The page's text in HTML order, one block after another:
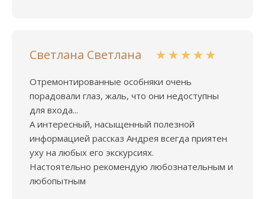
Светлана Светлана
Отремонтированные особняки очень
порадовали глаз, жаль, что они недоступны
для входа...
А интересный, насыщенный полезной
информацией рассказ Андрея всегда приятен
уху на любых его экскурсиях.
Настоятельно рекомендую любознательным и
любопытным